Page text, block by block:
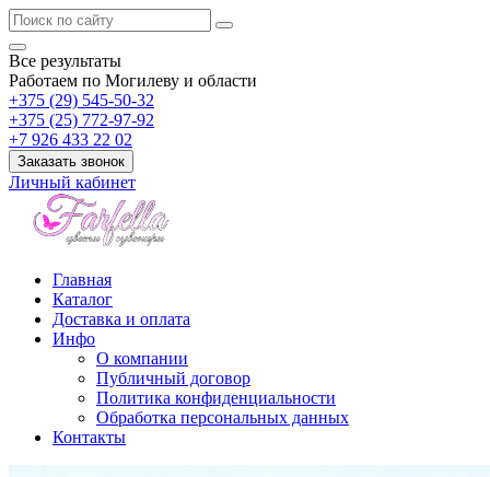
Все результаты
Работаем по Могилеву и области
+375 (29) 545-50-32
+375 (25) 772-97-92
+7 926 433 22 02
Заказать звонок
Личный кабинет
Главная
Каталог
Доставка и оплата
Инфо
О компании
Публичный договор
Политика конфиденциальности
Обработка персональных данных
Контакты